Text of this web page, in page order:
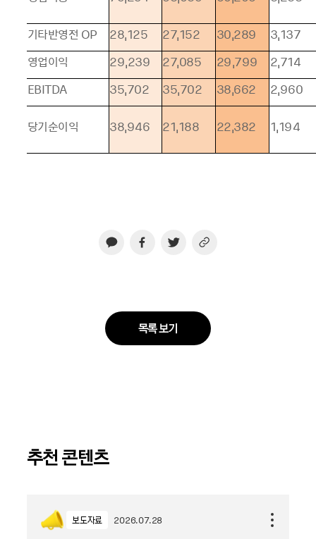
기타반영전 OP 28,125 27,152 30,289 3,137
영업이익
29,239 27,085 29,799 2,714
EBITDA
35,702 35,702 38,662 2,960
당기순이익 38,946 21,188 22,382 1,194
목록 보기
추천 콘텐츠
보도자료 2026.07.28